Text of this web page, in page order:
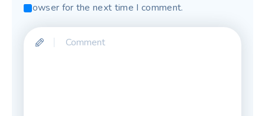
browser for the next time I comment.